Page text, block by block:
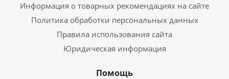
Информация о товарных рекомендациях на сайте
Политика обработки персональных данных
Правила использования сайта
Юридическая информация
Помощь